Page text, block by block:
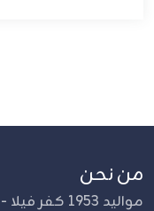
من نحن